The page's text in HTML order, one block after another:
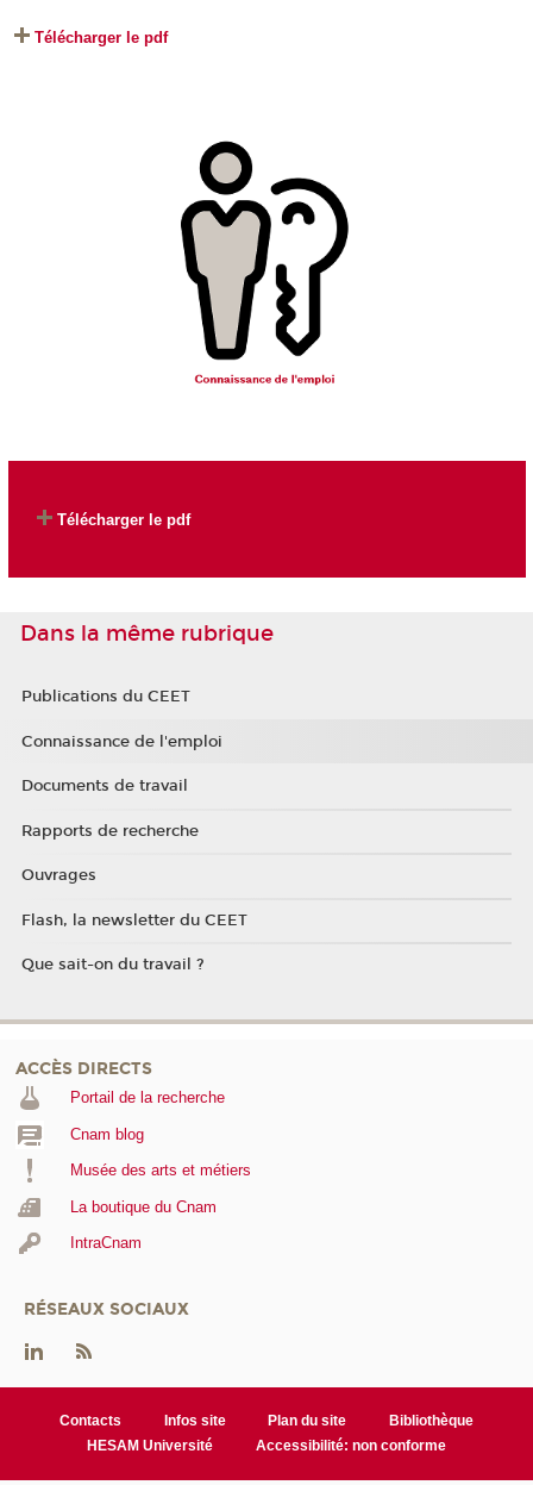
Télécharger le pdf
Télécharger le pdf
Dans la même rubrique
Publications du CEET
Connaissance de l'emploi
Documents de travail
Rapports de recherche
Ouvrages
Flash, la newsletter du CEET
Que sait-on du travail ?
ACCÈS DIRECTS
Portail de la recherche
Cnam blog
Musée des arts et métiers
La boutique du Cnam
IntraCnam
RÉSEAUX SOCIAUX
Contacts Infos site Plan du site
Bibliothèque
HESAM Université
Accessibilité: non conforme